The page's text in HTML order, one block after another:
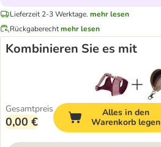
Lieferzeit 2-3 Werktage. mehr lesen
Rückgaberechtmehr lesen
Kombinieren Sie es mit
Gesamtpreis
0,00 €
Alles in den
Warenkorb legen